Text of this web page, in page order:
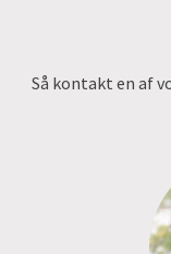
Så kontakt en af